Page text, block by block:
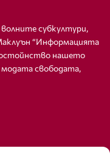
субкултури,
“Информацията
нашето
модата свободата,